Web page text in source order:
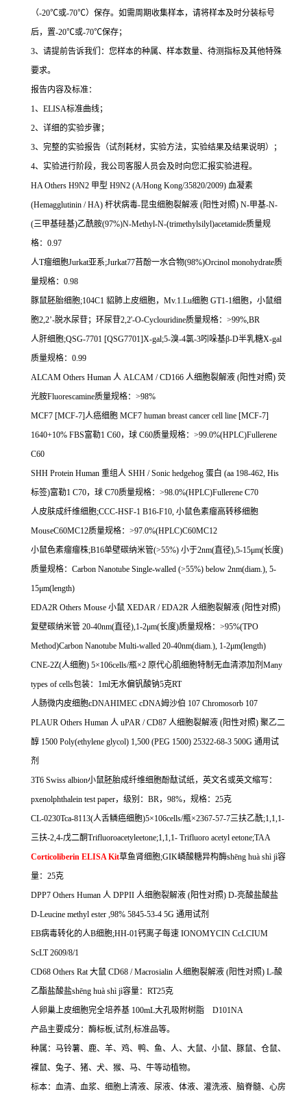
（-20℃或-70℃）保存。如需周期收集样本，请将样本及时分装标号
后，置-20℃或-70℃保存；
3、请提前告诉我们：您样本的种属、样本数量、待测指标及其他特殊
要求。
报告内容及标准：
1、 ELISA标准曲线；
2、详细的实验步骤；
3、完整的实验报告（试剂耗材，实验方法，实验结果及结果说明）；
4、实验进行阶段，我公司客服人员会及时向您汇报实验进程。
HA Others H9N2 甲型 H9N2 (A/Hong Kong/35820/2009) 血凝素
(Hemagglutinin / HA) 杆状病毒-昆虫细胞裂解液 (阳性对照) N-甲基-N-
(三甲基硅基)乙酰胺(97%)N-Methyl-N-(trimethylsilyl)acetamide质量规
格： 0.97
人T瘤细胞Jurkat亚系;Jurkat77苔酚一水合物(98%)Orcinol monohydrate质
量规格： 0.98
豚鼠胚胎细胞;104C1 貂肺上皮细胞， Mv.1.Lu细胞 GT1-1细胞，小鼠细
胞2,2’-脱水尿苷；环尿苷2,2'-O-Cyclouridine质量规格： >99%,BR
人肝细胞;QSG-7701 [QSG7701]X-gal;5-溴-4氯-3吲哚基β-D半乳糖X-gal
质量规格： 0.99
ALCAM Others Human 人 ALCAM / CD166 人细胞裂解液 (阳性对照) 荧
光胺Fluorescamine质量规格： >98%
MCF7 [MCF-7]人癌细胞 MCF7 human breast cancer cell line [MCF-7]
1640+10% FBS富勒1 C60，球 C60质量规格： >99.0%(HPLC)Fullerene
C60
SHH Protein Human 重组人 SHH / Sonic hedgehog 蛋白 (aa 198-462, His
标签)富勒1 C70，球 C70质量规格： >98.0%(HPLC)Fullerene C70
人皮肤成纤维细胞;CCC-HSF-1 B16-F10, 小鼠色素瘤高转移细胞
MouseC60MC12质量规格： >97.0%(HPLC)C60MC12
小鼠色素瘤瘤株;B16单壁碳纳米管(>55%) 小于2nm(直径),5-15μm(长度)
质量规格： Carbon Nanotube Single-walled (>55%) below 2nm(diam.), 5-
15μm(length)
EDA2R Others Mouse 小鼠 XEDAR / EDA2R 人细胞裂解液 (阳性对照)
复壁碳纳米管 20-40nm(直径),1-2μm(长度)质量规格： >95%(TPO
Method)Carbon Nanotube Multi-walled 20-40nm(diam.), 1-2μm(length)
CNE-2Z(人细胞) 5×106cells/瓶×2 原代心肌细胞特制无血清添加剂 Many
types of cells包装： 1ml无水偏钒酸钠5克RT
人肠微内皮细胞cDNAHIMEC cDNA姆沙伯 107 Chromosorb 107
PLAUR Others Human 人 uPAR / CD87 人细胞裂解液 (阳性对照) 聚乙二
醇 1500 Poly(ethylene glycol) 1,500 (PEG 1500) 25322-68-3 500G 通用试
剂
3T6 Swiss albion小鼠胚胎成纤维细胞酚酞试纸，英文名或英文缩写：
pxenolphthalein test paper，级别： BR， 98%，规格： 25克
CL-0230Tca-8113(人舌鳞癌细胞)5×106cells/瓶×2367-57-7三扶乙酰;1,1,1-
三扶-2,4-戊二酮Trifluoroacetyleetone;1,1,1- Trifluoro acetyl eetone;TAA
Corticoliberin ELISA Kit草鱼肾细胞;GIK嶙酸糖异构酶shēng huà shì jì容
量： 25克
DPP7 Others Human 人 DPPII 人细胞裂解液 (阳性对照) D-亮酸盐酸盐
D-Leucine methyl ester ,98% 5845-53-4 5G 通用试剂
EB病毒转化的人B细胞;HH-01钙离子每速 IONOMYCIN CcLCIUM
ScLT 2609/8/1
CD68 Others Rat大鼠 CD68 / Macrosialin 人细胞裂解液 (阳性对照) L-酸
乙酯盐酸盐shēng huà shì jì容量： RT25克
人卵巢上皮细胞完全培养基 100mL大孔吸附树脂 D101NA
产品主要成分：酶标板,试剂 ,标准品等。
种属：马铃薯、鹿、羊、鸡、鸭、鱼、人、大鼠、小鼠、豚鼠、仓鼠、
裸鼠、兔子、猪、犬、猴、马、牛等动植物。
标本：血清、血浆、细胞上清液、尿液、体液、灌洗液、脑脊髓、心房